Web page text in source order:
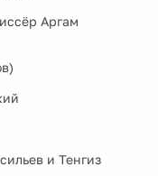
Аргам
и Тенгиз